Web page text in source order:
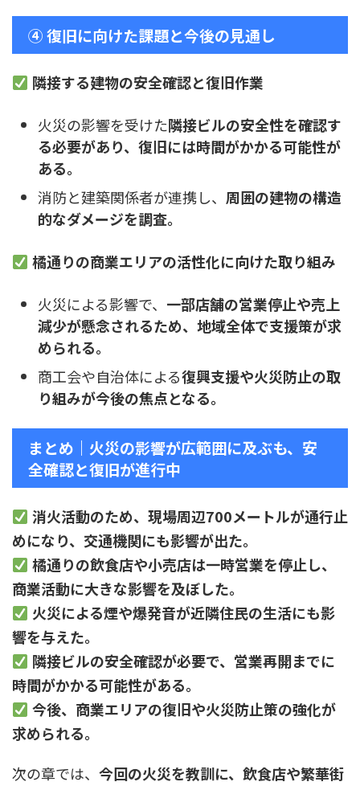
④ 復旧に向けた課題と今後の見通し
隣接する建物の安全確認と復旧作業
火災の影響を受けた隣接ビルの安全性を確認す
る必要があり、復旧には時間がかかる可能性が
ある。
消防と建築関係者が連携し、 周囲の建物の構造
的なダメージを調査。
橘通りの商業エリアの活性化に向けた取り組み
火災による影響で、 一部店舗の営業停止や売上
減少が懸念されるため、地域全体で支援策が求
められる。
商工会や自治体による復興支援や火災防止の取
り組みが今後の焦点となる。
まとめ｜火災の影響が広範囲に及ぶも、安
全確認と復旧が進行中
消火活動のため、現場周辺700メートルが通行止
めになり、交通機関にも影響が出た。
橘通りの飲食店や小売店は一時営業を停止し、
商業活動に大きな影響を及ぼした。
火災による煙や爆発音が近隣住民の生活にも影
響を与えた。
隣接ビルの安全確認が必要で、営業再開までに
時間がかかる可能性がある。
今後、商業エリアの復旧や火災防止策の強化が
求められる。
次の章では、 今回の火災を教訓に、飲食店や繁華街